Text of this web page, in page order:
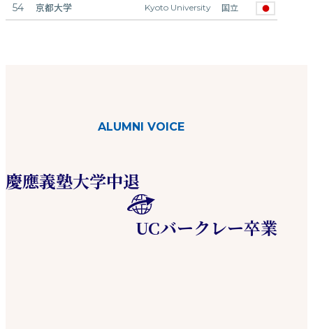
54 京都大学 Kyoto University 国立
ALUMNI VOICE
慶應義塾大学中退
UCバークレー卒業